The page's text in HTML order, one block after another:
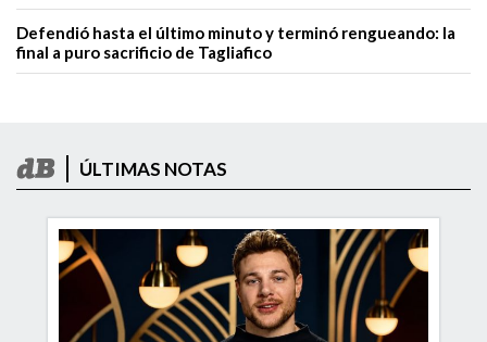
Defendió hasta el último minuto y terminó rengueando: la
final a puro sacrificio de Tagliafico
ÚLTIMAS NOTAS